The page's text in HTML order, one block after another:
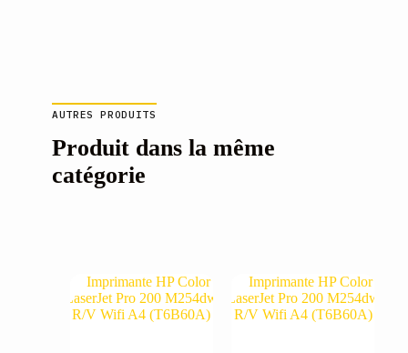
AUTRES PRODUITS
Produit dans la même
catégorie